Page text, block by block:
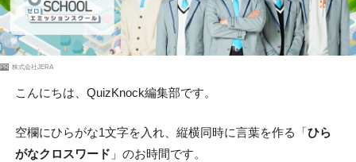
PR 株式会社JERA
こんにちは、QuizKnock編集部です。
空欄にひらがな1文字を入れ、縦横同時に言葉を作る「ひら
がなクロスワード 」のお時間です。